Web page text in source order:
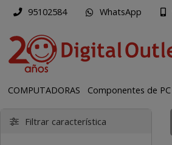
95102584 WhatsApp
COMPUTADORAS Componentes de PC
Filtrar característica